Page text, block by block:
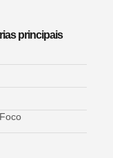
principais